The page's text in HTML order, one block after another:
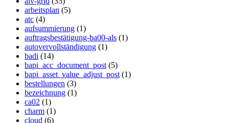
arbeitsplan (5)
atc (4)
aufsummierung (1)
auftragsbestätigung-ba00-als (1)
autovervollständigung (1)
badi (14)
bapi_acc_document_post (5)
bapi_asset_value_adjust_post (1)
bestellungen (3)
bezeichnung (1)
ca02 (1)
charm (1)
cloud (6)